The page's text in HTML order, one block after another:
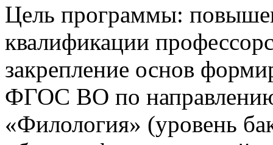
Цель программы:
квалификации
закрепление основ
ФГОС ВО по
«Филология» (уровень